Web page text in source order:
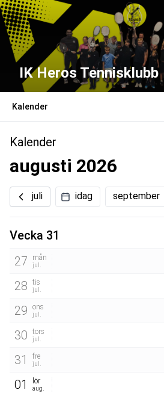
IK Heros Tennisklubb
Kalender
Kalender
augusti 2026
juli idag september
Vecka 31
27
mån
jul.
28 tis
jul.
29 ons
jul.
30 tors
jul.
31 fre
jul.
01 lör
aug.